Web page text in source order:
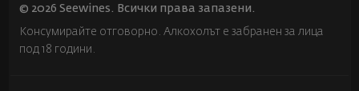
© 2026 Seewines. Всички права запазени.
Консумирайте отговорно. Алкохолът е забранен за лица
под 18 години.